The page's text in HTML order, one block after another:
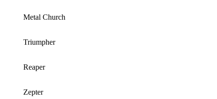
Metal Church
Triumpher
Reaper
Zepter